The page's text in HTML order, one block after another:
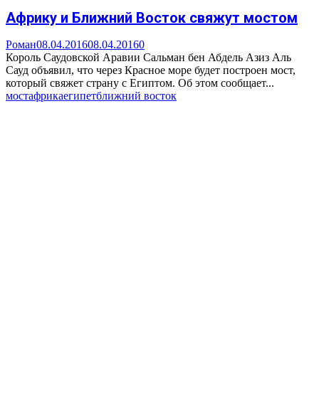
Африку и Ближний Восток свяжут мостом
Роман08.04.201608.04.20160
Король Саудовской Аравии Сальман бен Абдель Азиз Аль
Сауд объявил, что через Красное море будет построен мост,
который свяжет страну с Египтом. Об этом сообщает...
мостафрикаегипетближний восток